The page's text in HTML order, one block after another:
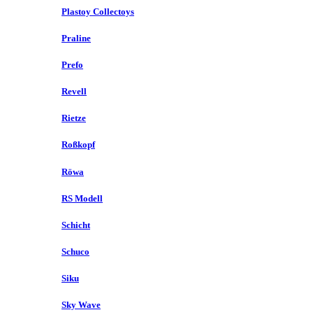
Plastoy Collectoys
Praline
Prefo
Revell
Rietze
Roßkopf
Röwa
RS Modell
Schicht
Schuco
Siku
Sky Wave